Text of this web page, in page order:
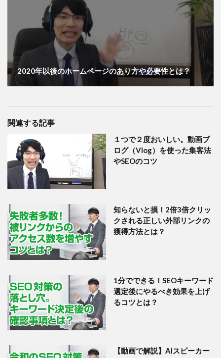
2020年以後のホームページのあり方や必要性とは？
関連する記事
１つで２度おいしい。動画ブ
ログ（Vlog）を使った集客法
やSEOのコツ
知らないと損！2倍3倍クリッ
クされる正しい外部リンクの
獲得方法とは？
1分でできる！SEOキーワード
選定後にやるべき効果を上げ
るコツとは？
【動画で解説】AIスピーカー